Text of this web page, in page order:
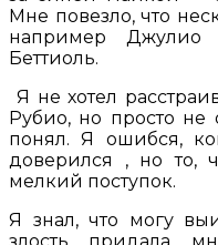
Мне повезло, что
например Джулио
Беттиоль.
Я не хотел
Рубио, но просто не
понял. Я ошибся,
доверился , но то,
мелкий поступок.
Я знал, что могу